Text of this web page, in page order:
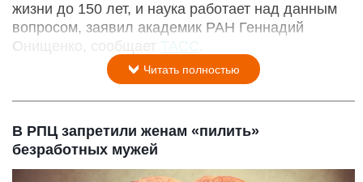
жизни до 150 лет, и наука работает над данным
вопросом, заявил академик РАН Геннадий
Онищенко, сообщает ТАСС
Читать полностью
В РПЦ запретили женам «пилить»
безработных мужей